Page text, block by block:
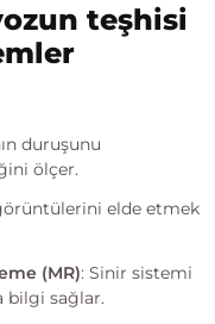
teşhisi
duruşunu
ölçer.
elde etmek
(MR): Sinir sistemi
bilgi sağlar.